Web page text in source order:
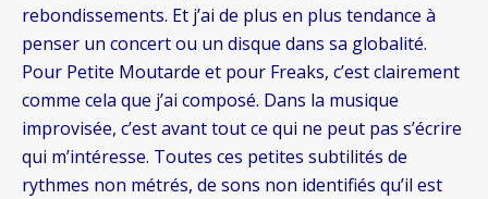
rebondissements. Et j’ai de plus en plus tendance à
penser un concert ou un disque dans sa globalité.
Pour Petite Moutarde et pour Freaks, c’est clairement
comme cela que j’ai composé. Dans la musique
improvisée, c’est avant tout ce qui ne peut pas s’écrire
qui m’intéresse. Toutes ces petites subtilités de
rythmes non métrés, de sons non identifiés qu’il est